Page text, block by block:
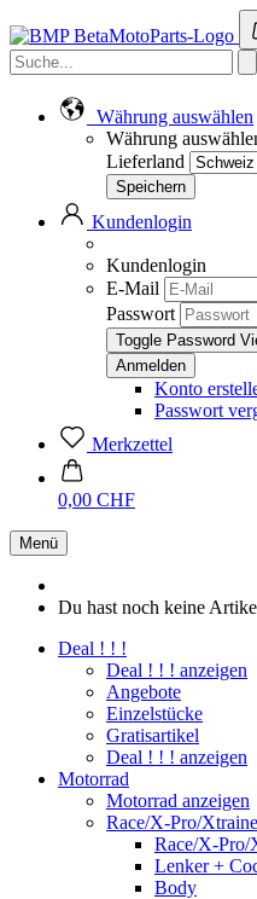
Währung auswählen
Währung
Lieferland
Kundenlogin
Kundenlogin
E-Mail
Passwort
Toggle Password
Konto
Passwort
Merkzettel
0,00 CHF
Menü
Du hast noch keine
Deal ! ! !
Deal ! ! ! anzeigen
Angebote
Einzelstücke
Gratisartikel
Deal ! ! ! anzeigen
Motorrad
Motorrad anzeigen
Race/X-Pro/
Race/X-Pro/
Lenker +
Body